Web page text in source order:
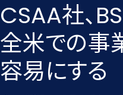
CSAA社、​
全米での​事
容易に​する